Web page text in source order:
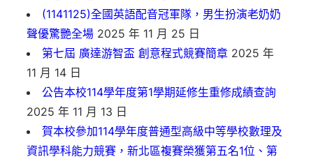
(1141125)全國英語配音冠軍隊，男生扮演老奶奶
聲優驚艷全場 2025 年 11 月 25 日
第七屆 廣達游智盃 創意程式競賽簡章 2025 年
11 月 14 日
公告本校114學年度第1學期延修生重修成績查詢
2025 年 11 月 13 日
賀本校參加114學年度普通型高級中等學校數理及
資訊學科能力競賽，新北區複賽榮獲第五名1位、第